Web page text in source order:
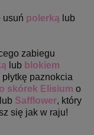
usuń polerką lub
zabiegu
lub blokiem
paznokcia
skórek Elisium o
lub Safflower, który
się jak w raju!